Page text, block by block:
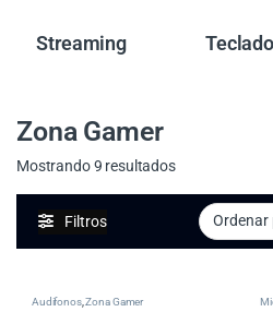
Streaming
Zona Gamer
Mostrando 9 resultadosOrdenado por
Filtros
Audifonos,Zona Gamer